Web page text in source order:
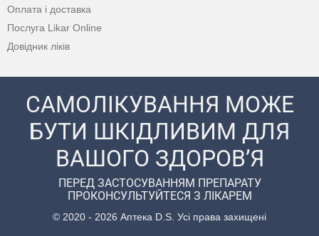
Оплата і доставка
Послуга Likar Online
Довідник ліків
САМОЛІКУВАННЯ МОЖЕ
БУТИ ШКІДЛИВИМ ДЛЯ
ВАШОГО ЗДОРОВ’Я
ПЕРЕД ЗАСТОСУВАННЯМ ПРЕПАРАТУ
ПРОКОНСУЛЬТУЙТЕСЯ З ЛІКАРЕМ
© 2020 - 2026 Аптека D.S. Усі права захищені